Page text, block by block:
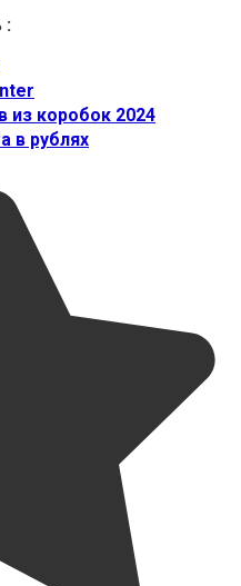
:
из коробок 2024
в рублях